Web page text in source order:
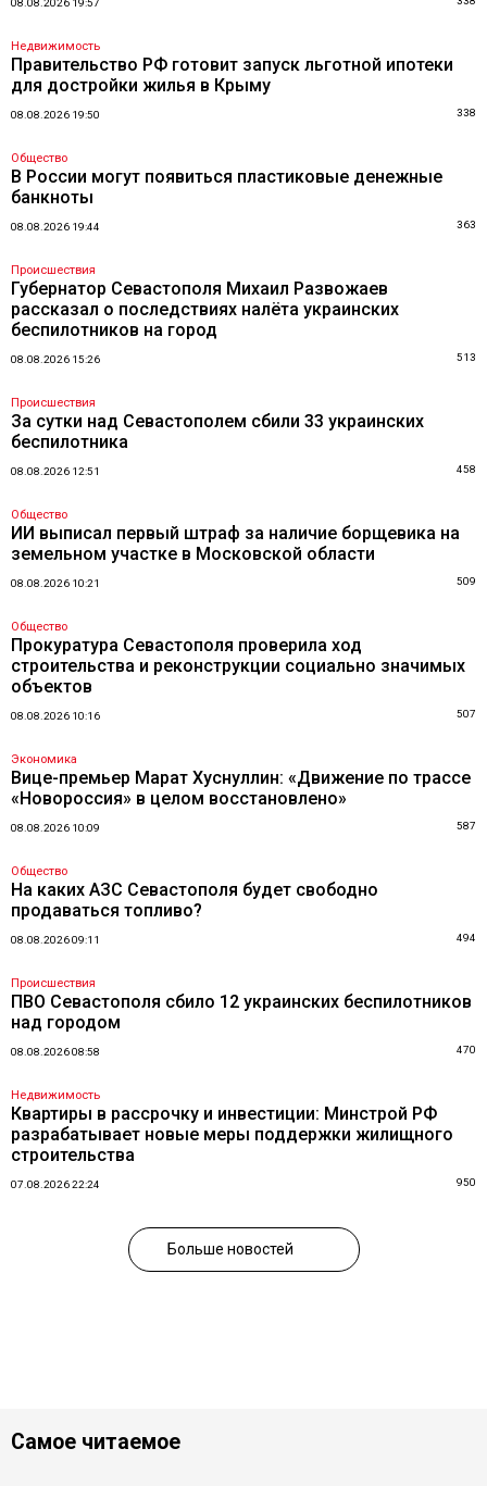
08.08.2026 19:57
Недвижимость
Правительство РФ готовит запуск льготной ипотеки
для достройки жилья в Крыму
08.08.2026 19:50 338
Общество
В России могут появиться пластиковые денежные
банкноты
08.08.2026 19:44 363
Происшествия
Губернатор Севастополя Михаил Развожаев
рассказал о последствиях налёта украинских
беспилотников на город
08.08.2026 15:26 513
Происшествия
За сутки над Севастополем сбили 33 украинских
беспилотника
08.08.2026 12:51 458
Общество
ИИ выписал первый штраф за наличие борщевика на
земельном участке в Московской области
08.08.2026 10:21 509
Общество
Прокуратура Севастополя проверила ход
строительства и реконструкции социально значимых
объектов
08.08.2026 10:16 507
Экономика
Вице-премьер Марат Хуснуллин: «Движение по трассе
«Новороссия» в целом восстановлено»
08.08.2026 10:09 587
Общество
На каких АЗС Севастополя будет свободно
продаваться топливо?
08.08.2026 09:11 494
Происшествия
ПВО Севастополя сбило 12 украинских беспилотников
над городом
08.08.2026 08:58 470
Недвижимость
Квартиры в рассрочку и инвестиции: Минстрой РФ
разрабатывает новые меры поддержки жилищного
строительства
07.08.2026 22:24 950
Больше новостей
Самое читаемое